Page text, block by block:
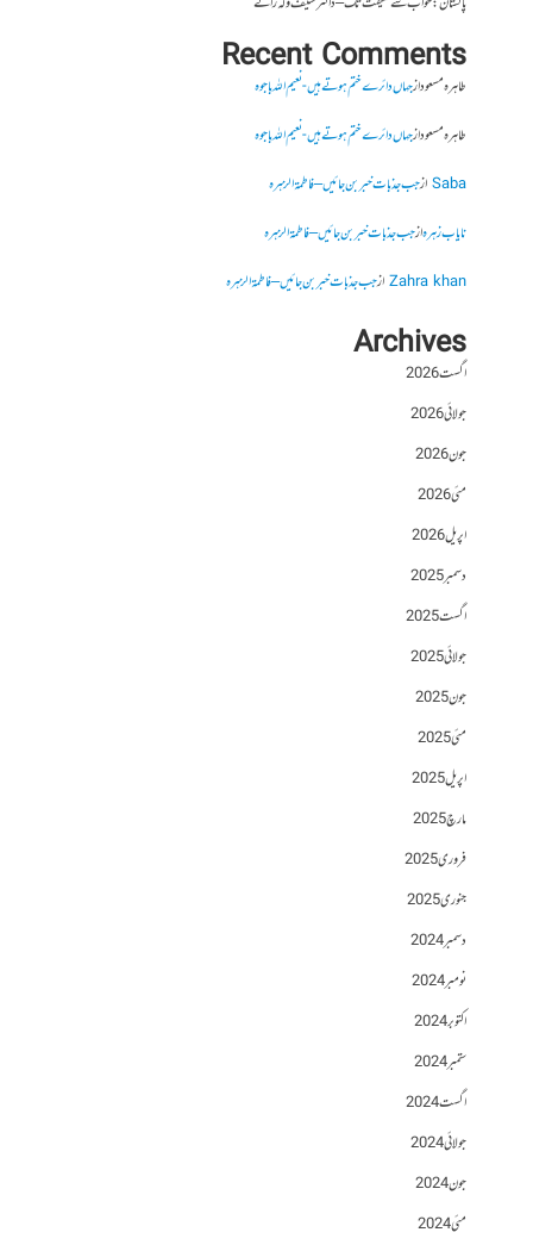
Recent Comments
طاہرہ مسعودازجہاں دائرے ختم ہوتے ہیں- نعیم اللہ باجوہ
طاہرہ مسعودازجہاں دائرے ختم ہوتے ہیں- نعیم اللہ باجوہ
Sabaازجب جذبات خبر بن جائیں – فاطمۃالزہرہ
نایاب زہرہازجب جذبات خبر بن جائیں – فاطمۃالزہرہ
Zahra khanازجب جذبات خبر بن جائیں – فاطمۃالزہرہ
Archives
اگست 2026
جولائی 2026
جون 2026
مئی 2026
اپریل 2026
دسمبر 2025
اگست 2025
جولائی 2025
جون 2025
مئی 2025
اپریل 2025
مارچ 2025
فروری 2025
جنوری 2025
دسمبر 2024
نومبر 2024
اکتوبر 2024
ستمبر 2024
اگست 2024
جولائی 2024
جون 2024
مئی 2024